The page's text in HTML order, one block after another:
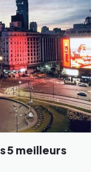
5 meilleurs